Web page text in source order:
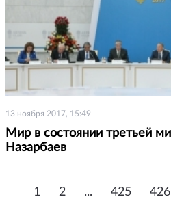
13 ноября 2017, 15:49
Мир в состоянии третьей
Назарбаев
1 2 ... 425 426